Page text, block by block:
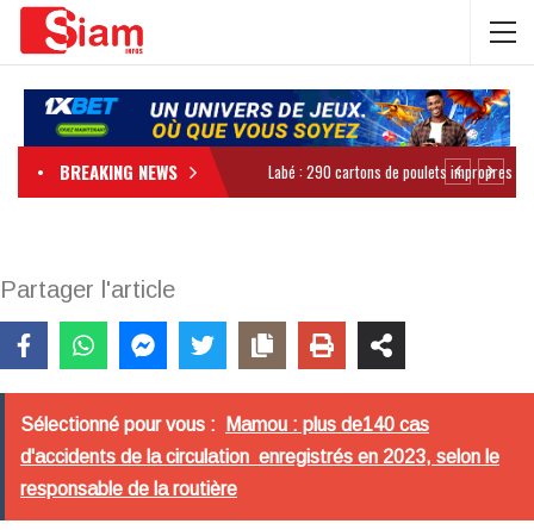
BREAKING NEWS
Partager l'article
Sélectionné pour vous :
Mamou : plus de140 cas
d'accidents de la circulation enregistrés en 2023, selon le
responsable de la routière